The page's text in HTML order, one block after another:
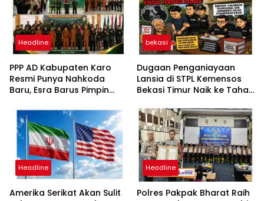
Headline
PPP AD Kabupaten Karo
Resmi Punya Nahkoda
Baru, Esra Barus Pimpin
bekasi
Dugaan Penganiayaan
Lansia di STPL Kemensos
Bekasi Timur Naik ke Tahap
Minta Proses Transparan
dan Bebas Intervensi
Headline
Amerika Serikat Akan Sulit
Headline
Polres Pakpak Bharat Raih